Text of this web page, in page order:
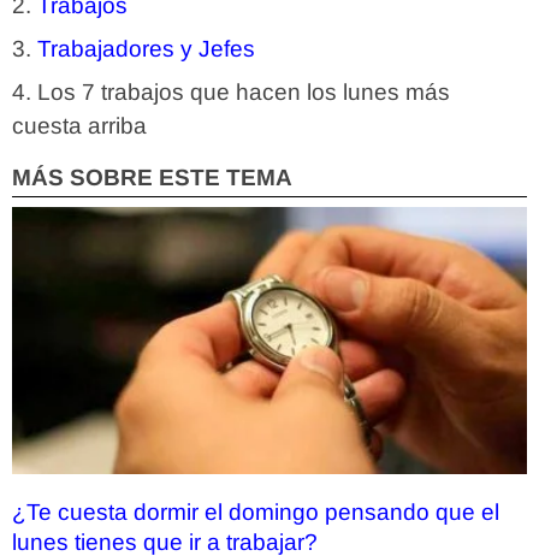
Trabajos
Trabajadores y Jefes
Los 7 trabajos que hacen los lunes más
cuesta arriba
MÁS SOBRE ESTE TEMA
¿Te cuesta dormir el domingo pensando que el
lunes tienes que ir a trabajar?